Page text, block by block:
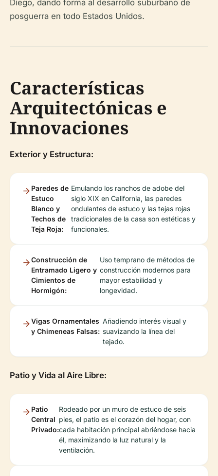
Diego, dando forma al desarrollo suburbano de
posguerra en todo Estados Unidos.
Características
Arquitectónicas e
Innovaciones
Exterior y Estructura:
Paredes de
Estuco
Blanco y
Techos de
Teja Roja:
Emulando los ranchos de adobe del
siglo XIX en California, las paredes
ondulantes de estuco y las tejas rojas
tradicionales de la casa son estéticas y
funcionales.
Construcción de
Entramado Ligero y
Cimientos de
Hormigón:
Uso temprano de métodos de
construcción modernos para
mayor estabilidad y
longevidad.
Vigas Ornamentales
y Chimeneas Falsas:
Añadiendo interés visual y
suavizando la línea del
tejado.
Patio y Vida al Aire Libre:
Patio
Central
Privado:
Rodeado por un muro de estuco de seis
pies, el patio es el corazón del hogar, con
cada habitación principal abriéndose hacia
él, maximizando la luz natural y la
ventilación.